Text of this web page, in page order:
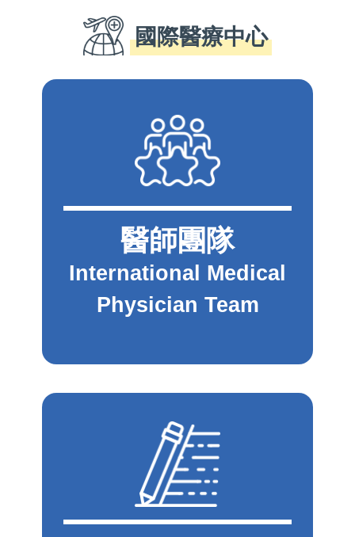
國際醫療中心
醫師團隊
International Medical
Physician Team